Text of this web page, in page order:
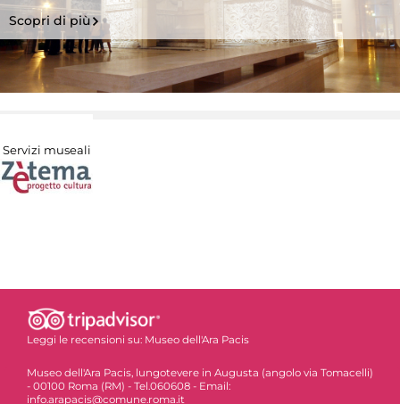
Scopri di più
Servizi museali
Leggi le recensioni su: Museo dell'Ara Pacis
Museo dell'Ara Pacis, lungotevere in Augusta (angolo via Tomacelli)
- 00100 Roma (RM) - Tel.060608 - Email:
info.arapacis@comune.roma.it